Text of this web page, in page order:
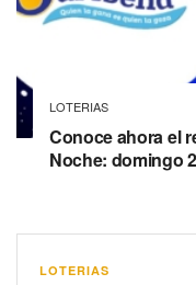
LOTERIAS
Conoce ahora el
Noche: domingo
LOTERIAS